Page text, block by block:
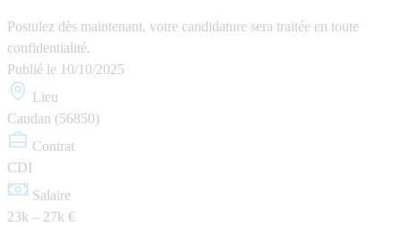
Postulez dès maintenant, votre candidature sera traitée en toute
confidentialité.
Publié le 10/10/2025
Lieu
Caudan (56850)
Contrat
CDI
Salaire
23k – 27k €